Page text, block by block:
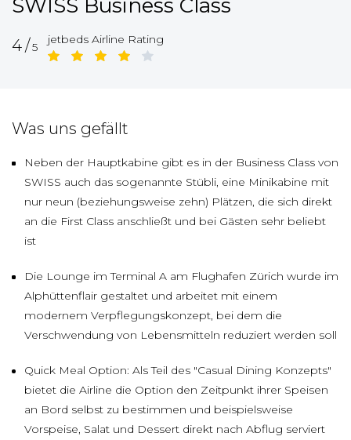
SWISS Business Class
4/5
jetbeds Airline Rating
Was uns gefällt
Neben der Hauptkabine gibt es in der Business Class von
SWISS auch das sogenannte Stübli, eine Minikabine mit
nur neun (beziehungsweise zehn) Plätzen, die sich direkt
an die First Class anschließt und bei Gästen sehr beliebt
ist
Die Lounge im Terminal A am Flughafen Zürich wurde im
Alphüttenflair gestaltet und arbeitet mit einem
modernem Verpflegungskonzept, bei dem die
Verschwendung von Lebensmitteln reduziert werden soll
Quick Meal Option: Als Teil des "Casual Dining Konzepts"
bietet die Airline die Option den Zeitpunkt ihrer Speisen
an Bord selbst zu bestimmen und beispielsweise
Vorspeise, Salat und Dessert direkt nach Abflug serviert